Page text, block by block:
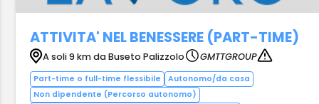
ATTIVITA' NEL BENESSERE (PART-TIME)
A soli 9 km da Buseto Palizzolo GMTTGROUP
Part-time o full-time flessibile
Autonomo/da casa
Non dipendente (Percorso autonomo)